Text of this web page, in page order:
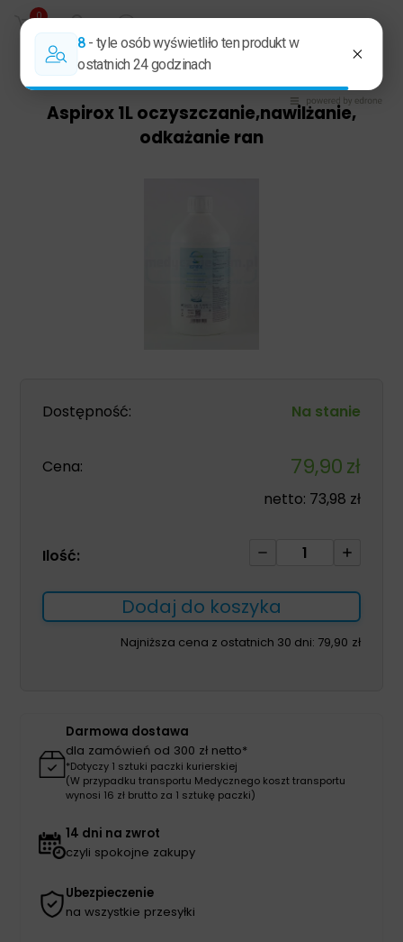
0
Primary
Menu
Aspirox 1L oczyszczanie,nawilżanie,
odkażanie ran
Dostępność: Na stanie
Cena: 79,90zł
netto: 73,98 zł
Ilość:
ilość
1L
odkażanie
Dodaj do koszyka
Najniższa cena z ostatnich 30 dni: 79,90 zł
Darmowa dostawa
dla zamówień od 300 zł netto*
*Dotyczy 1 sztuki paczki kurierskiej
(W przypadku transportu Medycznego koszt transportu
wynosi 16 zł brutto za 1 sztukę paczki)
14 dni na zwrot
czyli spokojne zakupy
Ubezpieczenie
na wszystkie przesyłki